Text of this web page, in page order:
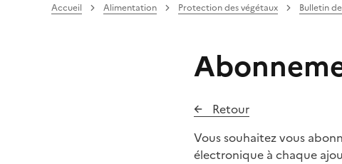
Accueil Alimentation Protection des végétaux Bulletin
Retour
Vous souhaitez vous
électronique à chaque